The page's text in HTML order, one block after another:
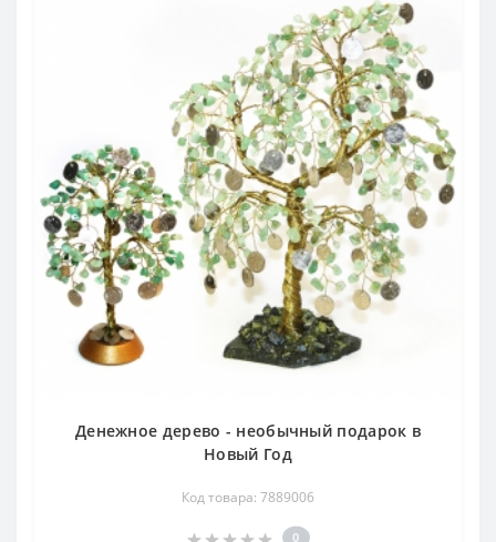
Денежное дерево - необычный подарок в
Новый Год
Код товара: 7889006
0